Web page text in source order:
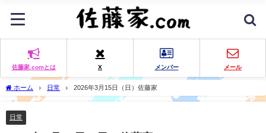
佐藤家.comとは X メンバー メール
ホーム 日常 2026年3月15日（日）佐藤家
日常